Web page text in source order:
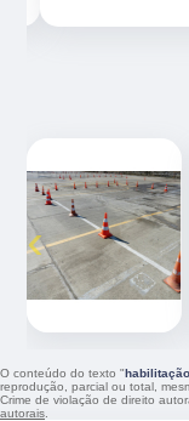
‹
O conteúdo do texto "
reprodução, parcial ou total,
Crime de violação de direito
autorais